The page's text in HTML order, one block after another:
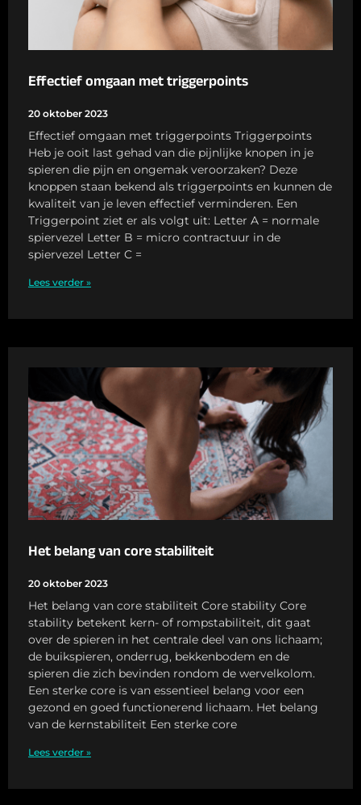
Effectief omgaan met triggerpoints
20 oktober 2023
Effectief omgaan met triggerpoints Triggerpoints
Heb je ooit last gehad van die pijnlijke knopen in je
spieren die pijn en ongemak veroorzaken? Deze
knoppen staan ​​bekend als triggerpoints en kunnen de
kwaliteit van je leven effectief verminderen. Een
Triggerpoint ziet er als volgt uit: Letter A = normale
spiervezel Letter B = micro contractuur in de
spiervezel Letter C =
Lees verder »
Het belang van core stabiliteit
20 oktober 2023
Het belang van core stabiliteit Core stability Core
stability betekent kern- of rompstabiliteit, dit gaat
over de spieren in het centrale deel van ons lichaam;
de buikspieren, onderrug, bekkenbodem en de
spieren die zich bevinden rondom de wervelkolom.
Een sterke core is van essentieel belang voor een
gezond en goed functionerend lichaam. Het belang
van de kernstabiliteit Een sterke core
Lees verder »